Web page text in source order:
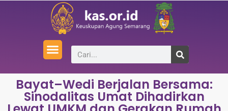
Bayat–Wedi Berjalan Bersama:
Sinodalitas Umat Dihadirkan